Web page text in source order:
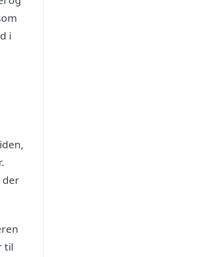
i
der
til